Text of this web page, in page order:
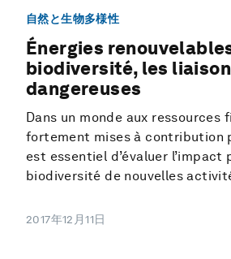
自然と生物多様性
Énergies
biodiversité, les
dangereuses
Dans un monde aux ressources
fortement mises à contribution
est essentiel d’évaluer
biodiversité de nouvelles
2017年12月11日